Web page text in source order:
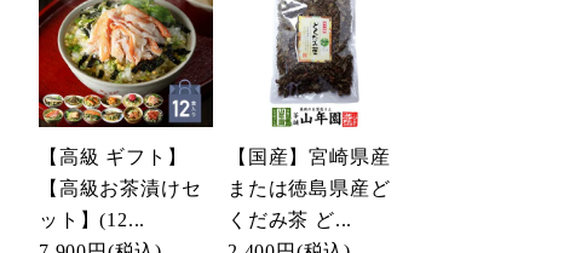
【高級 ギフト】
【高級お茶漬けセ
ット】(12...
【国産】宮崎県産
または徳島県産ど
くだみ茶 ど...